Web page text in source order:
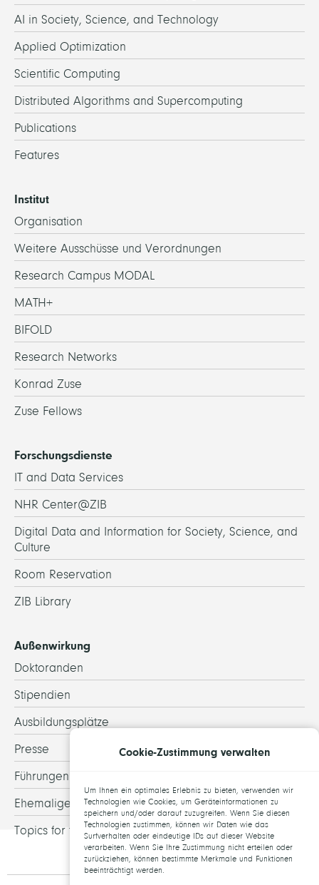
AI in Society, Science, and Technology
Applied Optimization
Scientific Computing
Distributed Algorithms and Supercomputing
Publications
Features
Institut
Organisation
Weitere Ausschüsse und Verordnungen
Research Campus MODAL
MATH+
BIFOLD
Research Networks
Konrad Zuse
Zuse Fellows
Forschungsdienste
IT and Data Services
NHR Center@ZIB
Digital Data and Information for Society, Science, and
Culture
Room Reservation
ZIB Library
Außenwirkung
Doktoranden
Stipendien
Ausbildungsplätze
Presse
Führungen
Ehemalige
Topics for theses
Cookie-Zustimmung verwalten
Um Ihnen ein optimales Erlebnis zu bieten, verwenden wir
Technologien wie Cookies, um Geräteinformationen zu
speichern und/oder darauf zuzugreifen. Wenn Sie diesen
Technologien zustimmen, können wir Daten wie das
Surfverhalten oder eindeutige IDs auf dieser Website
verarbeiten. Wenn Sie Ihre Zustimmung nicht erteilen oder
zurückziehen, können bestimmte Merkmale und Funktionen
beeinträchtigt werden.